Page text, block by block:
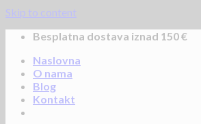
Skip to content
Besplatna dostava iznad 150 €
Naslovna
O nama
Blog
Kontakt